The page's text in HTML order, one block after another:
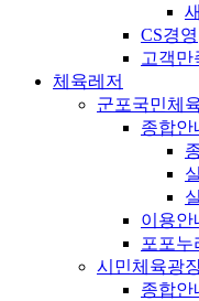
CS경영
고객만
체육레저
군포국민체
종합안
이용안
포포누
시민체육광
종합안